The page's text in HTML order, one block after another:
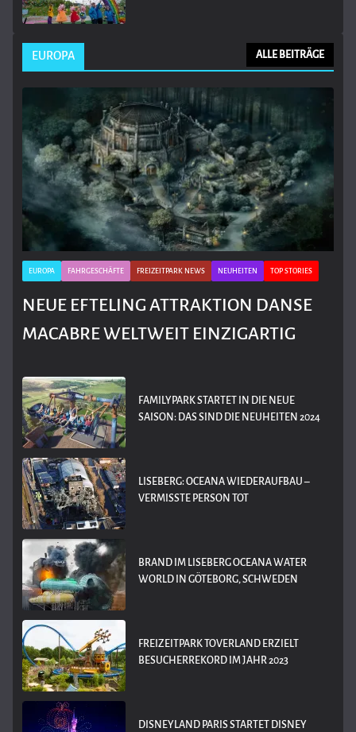
EUROPA ALLE BEITRÄGE
EUROPA FAHRGESCHÄFTE FREIZEITPARK NEWS NEUHEITEN TOP STORIES
NEUE EFTELING ATTRAKTION DANSE
MACABRE WELTWEIT EINZIGARTIG
FAMILYPARK STARTET IN DIE NEUE
SAISON: DAS SIND DIE NEUHEITEN 2024
LISEBERG: OCEANA WIEDERAUFBAU –
VERMISSTE PERSON TOT
BRAND IM LISEBERG OCEANA WATER
WORLD IN GÖTEBORG, SCHWEDEN
FREIZEITPARK TOVERLAND ERZIELT
BESUCHERREKORD IM JAHR 2023
DISNEYLAND PARIS STARTET DISNEY